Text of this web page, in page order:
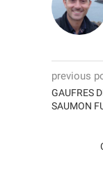
previous
GAUFRES
SAUMON